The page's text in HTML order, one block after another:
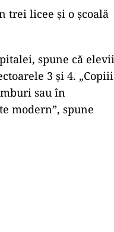
trei licee și o școală
spune că elevii
3 și 4. „Copiii
sau în
modern”, spune